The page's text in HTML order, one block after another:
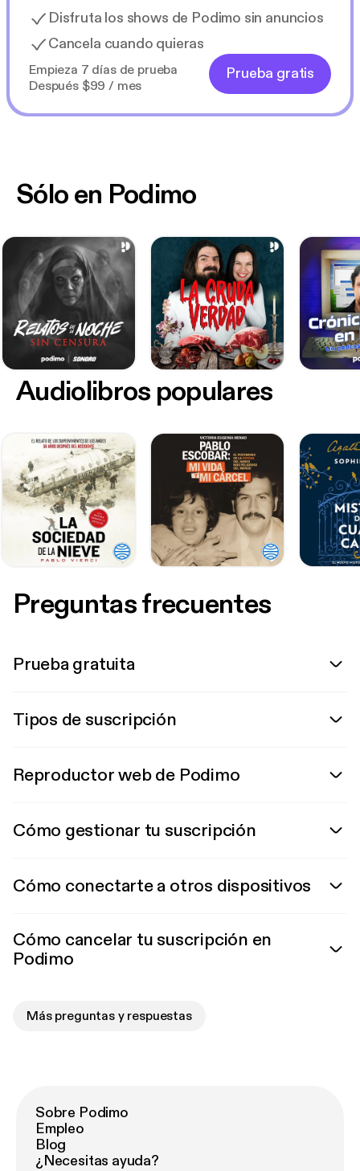
Disfruta los shows de Podimo sin anuncios
Cancela cuando quieras
Empieza 7 días de prueba
Después $99 / mes
Prueba gratis
Sólo en Podimo
Audiolibros populares
Preguntas frecuentes
Prueba gratuita
Tipos de suscripción
Reproductor web de Podimo
Cómo gestionar tu suscripción
Cómo conectarte a otros dispositivos
Cómo cancelar tu suscripción en
Podimo
Más preguntas y respuestas
Sobre Podimo
Empleo
Blog
¿Necesitas ayuda?